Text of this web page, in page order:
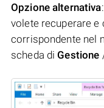
Opzione alternativa
volete recuperare
corrispondente nel
scheda diGestione